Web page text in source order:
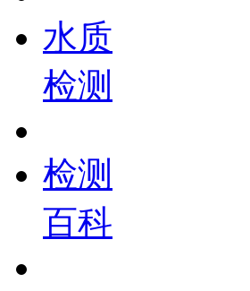
水质
检测
检测
百科